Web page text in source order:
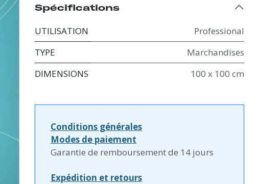
Spécifications
UTILISATION
Professional
TYPE
Marchandises
DIMENSIONS
100 x 100 cm
Conditions générales
Modes de paiement
Garantie de remboursement de 14 jours
Expédition et retours